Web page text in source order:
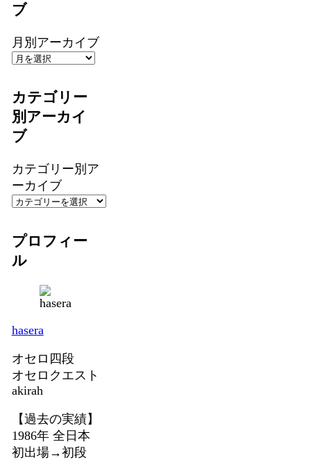
ブ
月別アーカイブ
カテゴリー
別アーカイ
ブ
カテゴリー別ア
ーカイブ
プロフィー
ル
hasera
オセロ四段
オセロクエスト
akirah
【過去の実績】
1986年 全日本
初出場→初段